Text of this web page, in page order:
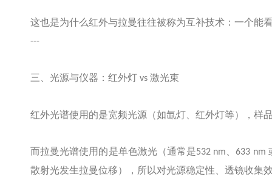
这也是为什么红外与拉曼往往被称为互补技术：一个能
---
三、光源与仪器：红外灯 vs 激光束
红外光谱使用的是宽频光源（如氙灯、红外灯等），样
而拉曼光谱使用的是单色激光（通常是532 nm 、633 nm
散射光发生拉曼位移），所以对光源稳定性、透镜收集